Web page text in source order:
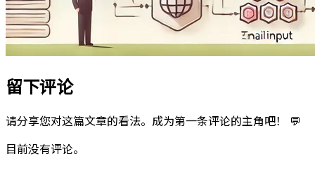
留下评论
请分享您对这篇文章的看法。成为第一条评论的主角吧！ 💬
目前没有评论。